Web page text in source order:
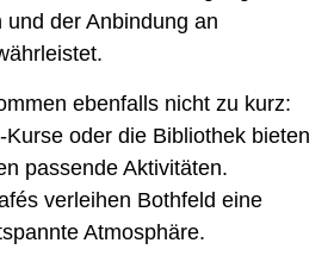
der Anbindung an
ebenfalls nicht zu kurz:
Kurse oder die Bibliothek bieten
passende Aktivitäten.
verleihen Bothfeld eine
Atmosphäre.